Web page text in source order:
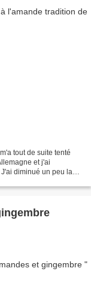
tout de suite tenté
et j'ai
diminué un peu la
moelleux amandes et gingembre